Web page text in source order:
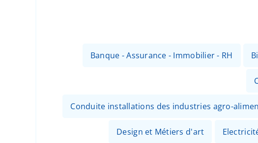
Banque - Assurance - Immobilier - RH
Conduite installations des industries agro-
Design et Métiers d'art